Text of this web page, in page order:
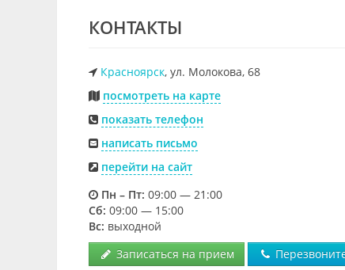
КОНТАКТЫ
Красноярск, ул. Молокова, 68
посмотреть на карте
показать телефон
написать письмо
перейти на сайт
Пн – Пт: 09:00 — 21:00
Cб: 09:00 — 15:00
Вс: выходной
Записаться на прием